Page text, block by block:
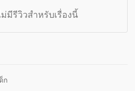
ม่มีรีวิวสำหรับเรื่องนี้
ก